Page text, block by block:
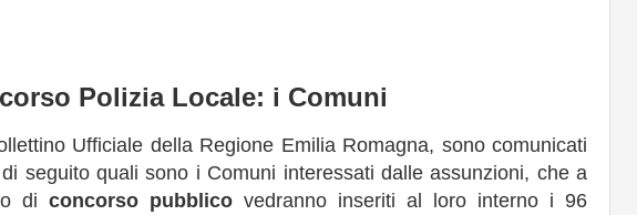
Polizia Locale: i Comuni
Ufficiale della Regione Emilia Romagna, sono comunicati
seguito quali sono i Comuni interessati dalle assunzioni, che a
di concorso pubblico vedranno inseriti al loro interno i 96